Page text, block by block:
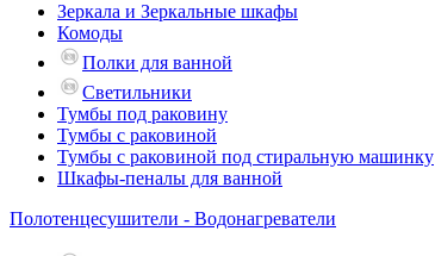
Зеркала и Зеркальные шкафы
Комоды
Полки для ванной
Светильники
Тумбы под раковину
Тумбы с раковиной
Тумбы с раковиной под стиральную машинку
Шкафы-пеналы для ванной
Полотенцесушители - Водонагреватели